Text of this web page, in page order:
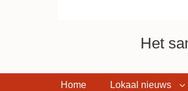
Het
Home Lokaal nieuws